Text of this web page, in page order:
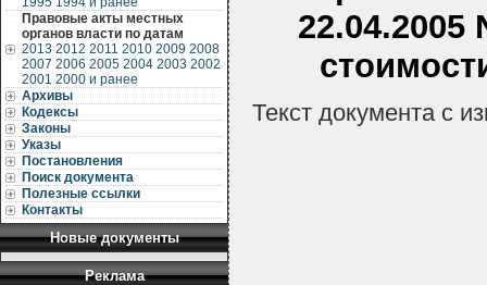
Правовые акты местных
органов власти по датам
2013 2012 2011 2010 2009 2008
2007 2006 2005 2004 2003 2002
2001 2000 и ранее
Архивы
Кодексы
Законы
Указы
Постановления
Поиск документа
Полезные ссылки
Контакты
Новые документы
Реклама
22.04.2005
Текст документа с